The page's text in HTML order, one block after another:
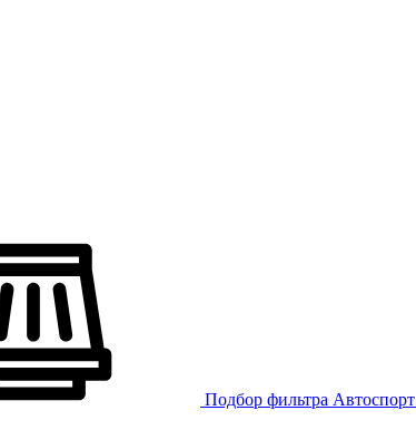
Подбор фильтра Автоспорт